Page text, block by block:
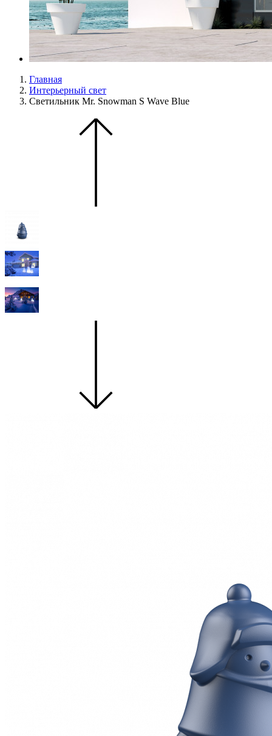
Главная
Интерьерный свет
Светильник Mr. Snowman S Wave Blue